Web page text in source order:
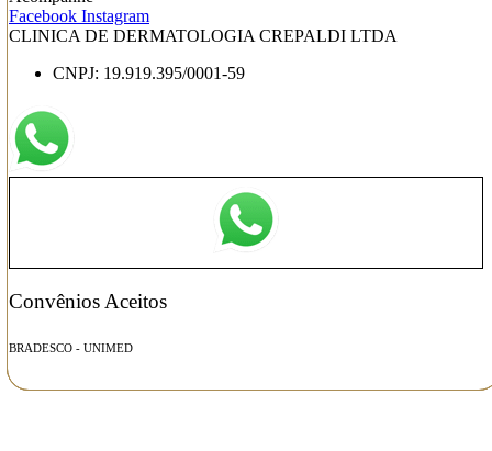
Facebook Instagram
CLINICA DE DERMATOLOGIA CREPALDI LTDA
CNPJ: 19.919.395/0001-59
Convênios Aceitos
BRADESCO - UNIMED